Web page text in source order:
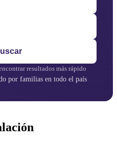
resultados más rápido
por familias en todo el país